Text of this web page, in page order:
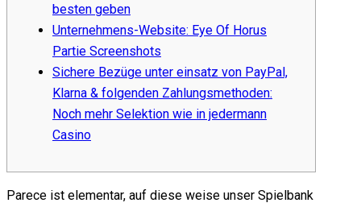
besten geben
Unternehmens-Website: Eye Of Horus
Partie Screenshots
Sichere Bezüge unter einsatz von PayPal,
Klarna & folgenden Zahlungsmethoden:
Noch mehr Selektion wie in jedermann
Casino
Parece ist elementar, auf diese weise unser Spielbank